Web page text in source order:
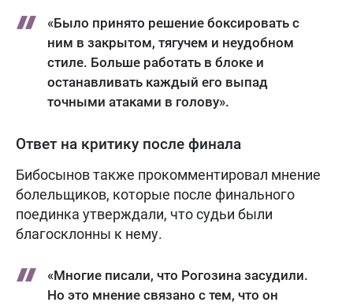
«Было принято решение боксировать с
ним в закрытом, тягучем и неудобном
стиле. Больше работать в блоке и
останавливать каждый его выпад
точными атаками в голову».
Ответ на критику после финала
Бибосынов также прокомментировал мнение
болельщиков, которые после финального
поединка утверждали, что судьи были
благосклонны к нему.
«Многие писали, что Рогозина засудили.
Но это мнение связано с тем, что он